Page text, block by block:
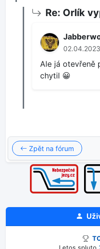
Re: Orlík
Ale já otevřeně
chytil 😀
Zpět na fórum